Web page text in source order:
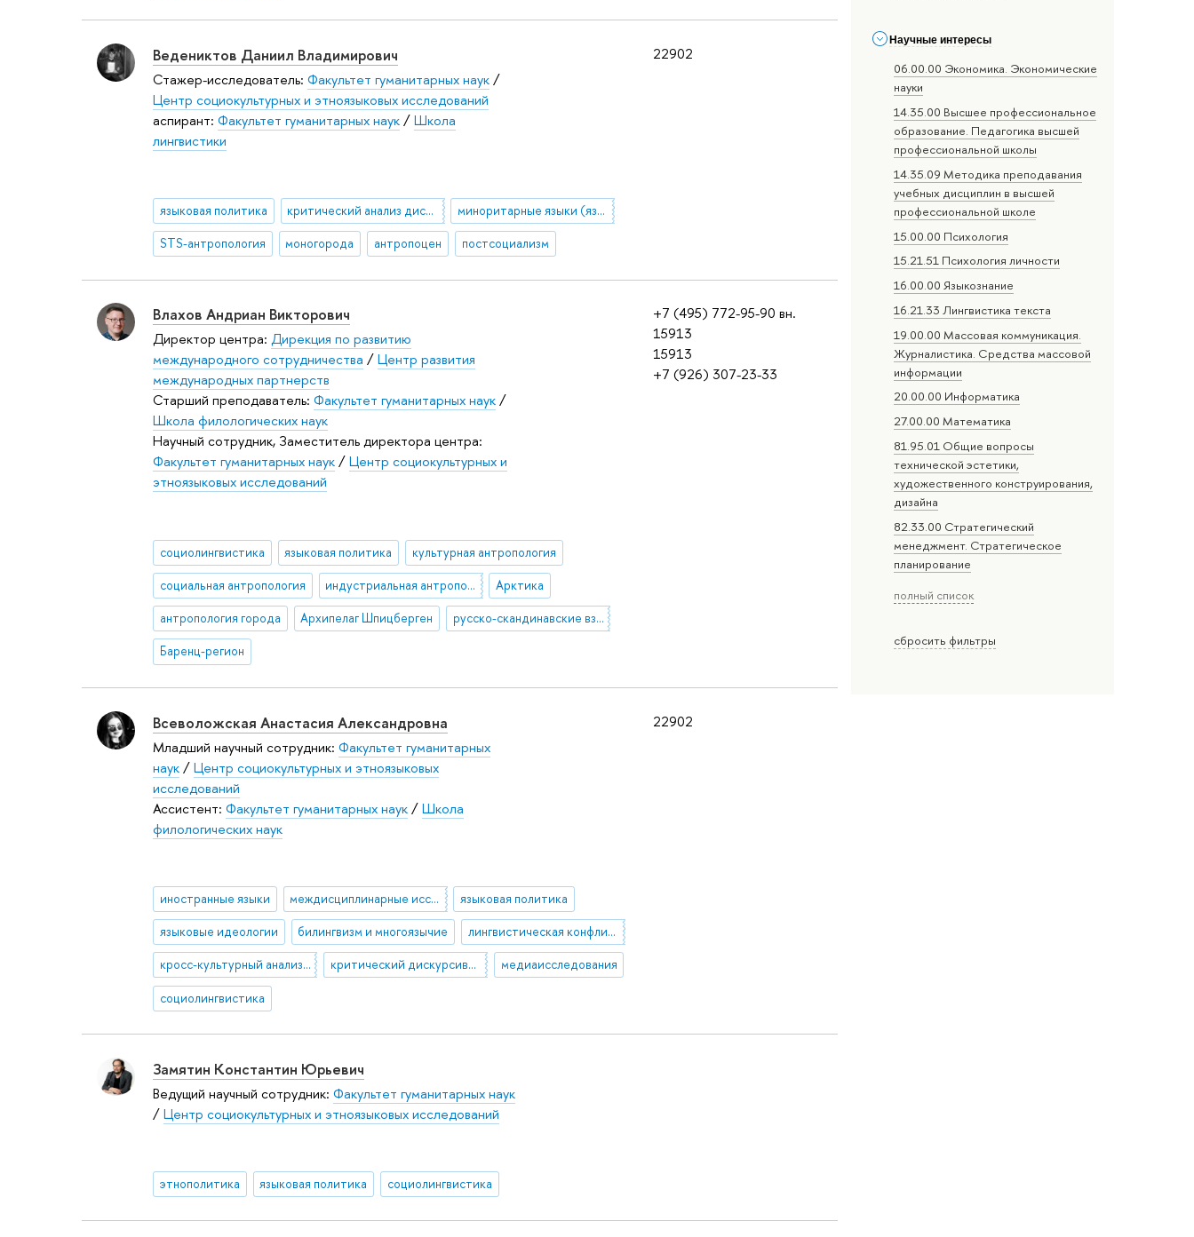
Научные интересы
06.00.00 Экономика. Экономические
науки
14.35.00 Высшее профессиональное
образование. Педагогика высшей
профессиональной школы
14.35.09 Методика преподавания
учебных дисциплин в высшей
профессиональной школе
15.00.00 Психология
15.21.51 Психология личности
16.00.00 Языкознание
16.21.33 Лингвистика текста
19.00.00 Массовая коммуникация.
Журналистика. Средства массовой
информации
20.00.00 Информатика
27.00.00 Математика
81.95.01 Общие вопросы
технической эстетики,
художественного конструирования,
дизайна
82.33.00 Стратегический
менеджмент. Стратегическое
планирование
полный список
сбросить фильтры
22902
Ведениктов Даниил Владимирович
Стажер-исследователь: Факультет гуманитарных наук/
Центр социокультурных и этноязыковых исследований
аспирант: Факультет гуманитарных наук/Школа
лингвистики
языковая политика критический анализ дискурса миноритарные языки (языки меньшинств)
STS-антропология моногорода антропоцен постсоциализм
+7 (495) 772-95-90 вн.
15913
15913
+7 (926) 307-23-33
Влахов Андриан Викторович
Директор центра: Дирекция по развитию
международного сотрудничества /Центр развития
международных партнерств
Старший преподаватель: Факультет гуманитарных наук/
Школа филологических наук
Научный сотрудник, Заместитель директора центра:
Факультет гуманитарных наук/Центр социокультурных и
этноязыковых исследований
социолингвистика языковая политика культурная антропология
социальная антропология индустриальная антропология Арктика
антропология города Архипелаг Шпицберген русско-скандинавские взаимосвязи
Баренц-регион
22902
Всеволожская Анастасия Александровна
Младший научный сотрудник: Факультет гуманитарных
наук/Центр социокультурных и этноязыковых
исследований
Ассистент: Факультет гуманитарных наук/Школа
филологических наук
иностранные языки междисциплинарные исследования языковая политика
языковые идеологии билингвизм и многоязычие лингвистическая конфликтология
кросс-культурный анализ дискурса и нарративы критический дискурсивный анализ медиаисследования
социолингвистика
Замятин Константин Юрьевич
Ведущий научный сотрудник: Факультет гуманитарных наук
/Центр социокультурных и этноязыковых исследований
этнополитика языковая политика социолингвистика